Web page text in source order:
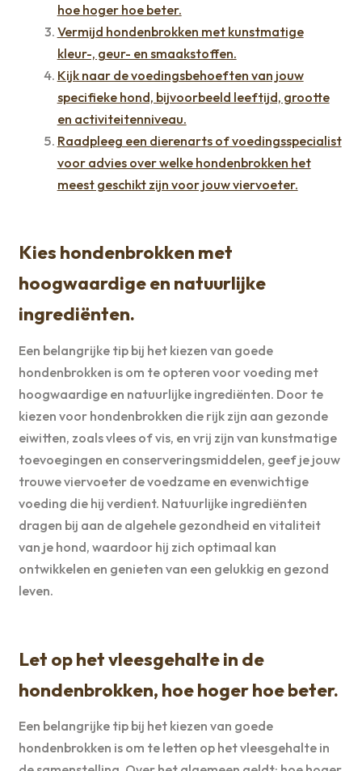
hoe hoger hoe beter.
Vermijd hondenbrokken met kunstmatige
kleur-, geur- en smaakstoffen.
Kijk naar de voedingsbehoeften van jouw
specifieke hond, bijvoorbeeld leeftijd, grootte
en activiteitenniveau.
Raadpleeg een dierenarts of voedingsspecialist
voor advies over welke hondenbrokken het
meest geschikt zijn voor jouw viervoeter.
Kies hondenbrokken met
hoogwaardige en natuurlijke
ingrediënten.
Een belangrijke tip bij het kiezen van goede
hondenbrokken is om te opteren voor voeding met
hoogwaardige en natuurlijke ingrediënten. Door te
kiezen voor hondenbrokken die rijk zijn aan gezonde
eiwitten, zoals vlees of vis, en vrij zijn van kunstmatige
toevoegingen en conserveringsmiddelen, geef je jouw
trouwe viervoeter de voedzame en evenwichtige
voeding die hij verdient. Natuurlijke ingrediënten
dragen bij aan de algehele gezondheid en vitaliteit
van je hond, waardoor hij zich optimaal kan
ontwikkelen en genieten van een gelukkig en gezond
leven.
Let op het vleesgehalte in de
hondenbrokken, hoe hoger hoe beter.
Een belangrijke tip bij het kiezen van goede
hondenbrokken is om te letten op het vleesgehalte in